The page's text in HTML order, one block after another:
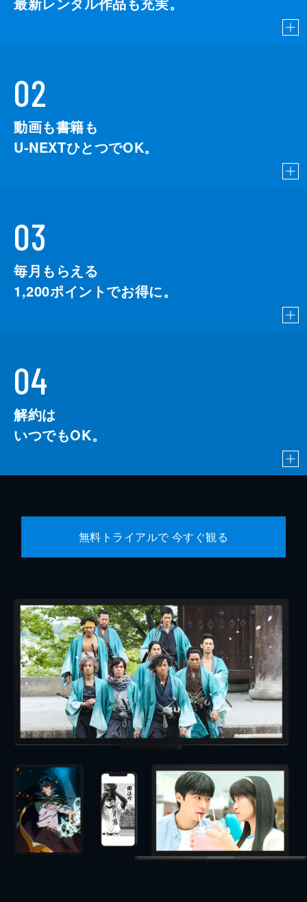
02
動画も書籍も
U-NEXTひとつでOK。
03
毎月もらえる
1,200ポイントでお得に。
04
解約は
いつでもOK。
無料トライアルで 今すぐ観る